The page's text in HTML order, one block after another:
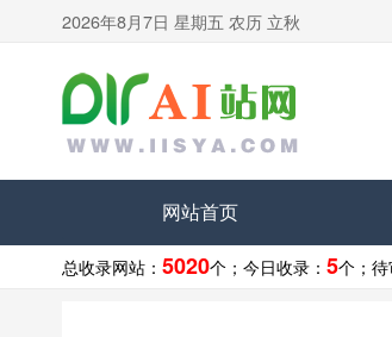
2026年8月7日 星期五 农历 立秋
网站首页
总收录网站： 5020个； 今日收录： 5个； 待